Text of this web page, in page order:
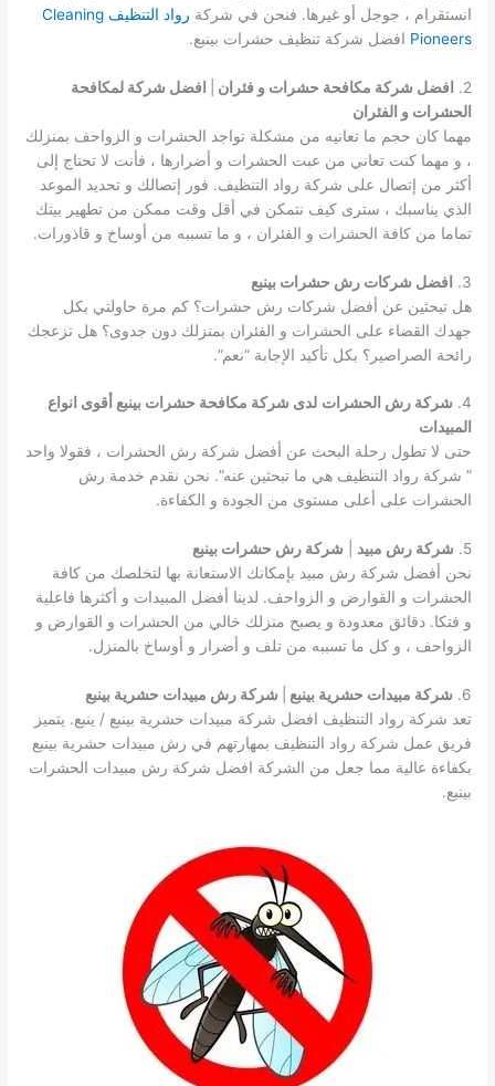
انستقرام ، جوجل أو غيرها. فنحن في شركة
رواد التنظيف Cleaning
Pioneers افضل شركة تنظيف حشرات بينبع.
2. افضل شركة مكافحة حشرات و فئران
افضل شركة لمكافحة
الحشرات و الفئران
مهما كان حجم ما تعانيه من مشكلة تواجد الحشرات و الزواحف بمنزلك
، و مهما كنت تعاني من عبت الحشرات و أضرارها ، فأنت لا تحتاج إلى
أكثر من إتصال على شركة رواد التنظيف. فور إتصالك و تحديد الموعد
الذي يناسبك ، سترى كيف نتمكن في أقل وقت ممكن من تطهير بيتك
تماما من كافة الحشرات و الفئران ، و ما تسببه من أوساخ و قاذورات.
3.
افضل شركات رش حشرات بينبع
هل تبحثين عن أفضل شركات رش حشرات؟ كم مرة حاولتي بكل
جهدك القضاء على الحشرات و الفئران بمنزلك دون جدوى؟ هل تزعجك
رائحة الصراصير؟ بكل تأكيد الإجابة “نعم”.
4. شركة رش الحشرات لدى شركة مكافحة حشرات بينبع أقوى انواع
المبيدات
حتى لا تطول رحلة البحث عن أفضل شركة رش الحشرات ، فقولا واحد
” شركة رواد التنظيف هي ما تبحثين عنه”. نحن نقدم خدمة رش
الحشرات على أعلى مستوى من الجودة و الكفاءة.
5. شركة رش مبيد
شركة رش حشرات بينبع
نحن أفضل شركة رش مبيد بإمكانك الاستعانة بها لتخلصك من كافة
الحشرات و القوارض و الزواحف. لدينا أفضل المبيدات و أكثرها فاعلية
و فتكا. دقائق معدودة و يصبح منزلك خالي من الحشرات و القوارض و
الزواحف ، و كل ما تسببه من تلف و أضرار و أوساخ بالمنزل.
6. شركة مبيدات حشرية بينبع
شركة رش مبيدات حشرية بينبع
تعد شركة رواد التنظيف افضل شركة مبيدات حشرية بينبع / ينبع. يتميز
فريق عمل شركة رواد التنظيف بمهارتهم في رش مبيدات حشرية بينبع
بكفاءة عالية مما جعل من الشركة افضل شركة رش مبيدات الحشرات
بينبع.